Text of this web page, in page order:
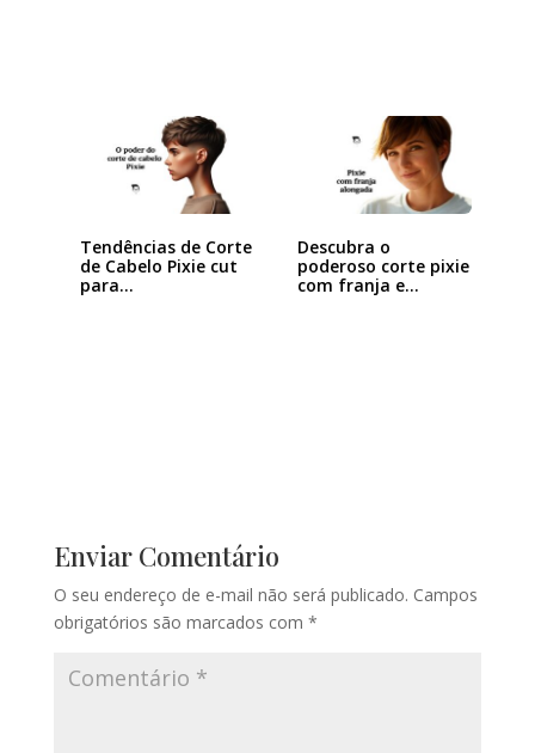
Tendências de Corte
de Cabelo Pixie cut
para…
Descubra o
poderoso corte pixie
com franja e
Enviar Comentário
O seu endereço de e-mail não será publicado. Campos
obrigatórios são marcados com *